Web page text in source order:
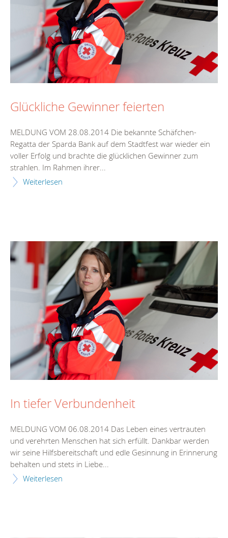
Glückliche Gewinner feierten
MELDUNG VOM 28.08.2014 Die bekannte Schäfchen-
Regatta der Sparda Bank auf dem Stadtfest war wieder ein
voller Erfolg und brachte die glücklichen Gewinner zum
strahlen. Im Rahmen ihrer...
Weiterlesen
In tiefer Verbundenheit
MELDUNG VOM 06.08.2014 Das Leben eines vertrauten
und verehrten Menschen hat sich erfüllt. Dankbar werden
wir seine Hilfsbereitschaft und edle Gesinnung in Erinnerung
behalten und stets in Liebe...
Weiterlesen